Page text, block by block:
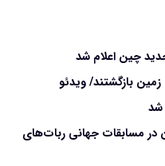
چین اعلام شد
مسابقات جهانی ربات‌های